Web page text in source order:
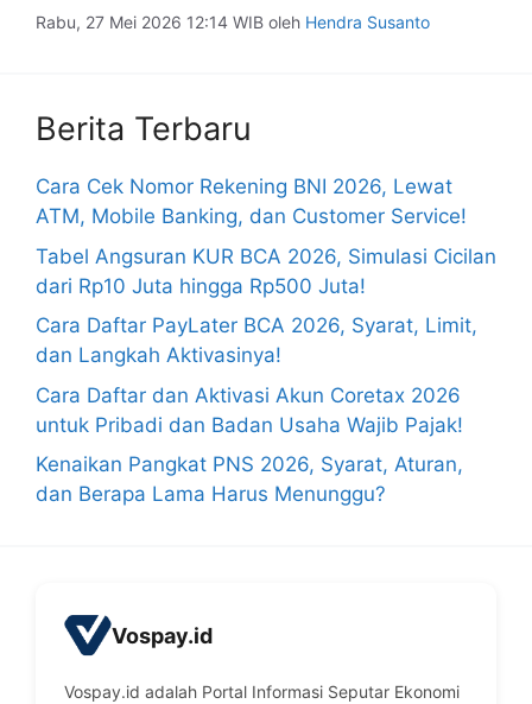
Rabu, 27 Mei 2026 12:14 WIB oleh Hendra Susanto
Berita Terbaru
Cara Cek Nomor Rekening BNI 2026, Lewat
ATM, Mobile Banking, dan Customer Service!
Tabel Angsuran KUR BCA 2026, Simulasi Cicilan
dari Rp10 Juta hingga Rp500 Juta!
Cara Daftar PayLater BCA 2026, Syarat, Limit,
dan Langkah Aktivasinya!
Cara Daftar dan Aktivasi Akun Coretax 2026
untuk Pribadi dan Badan Usaha Wajib Pajak!
Kenaikan Pangkat PNS 2026, Syarat, Aturan,
dan Berapa Lama Harus Menunggu?
Vospay.id
Vospay.id adalah Portal Informasi Seputar Ekonomi